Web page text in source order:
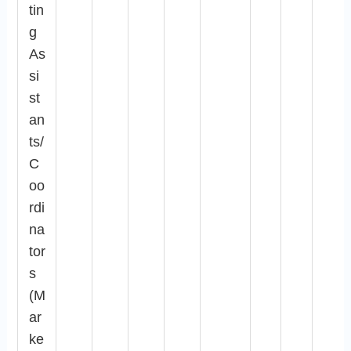
tin
g
As
si
st
an
ts/
C
oo
rdi
na
tor
s
(M
ar
ke